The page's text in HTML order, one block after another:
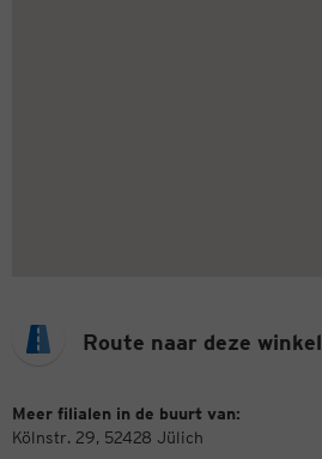
Route naar deze winkel
Meer filialen in de buurt van:
Kölnstr. 29, 52428 Jülich